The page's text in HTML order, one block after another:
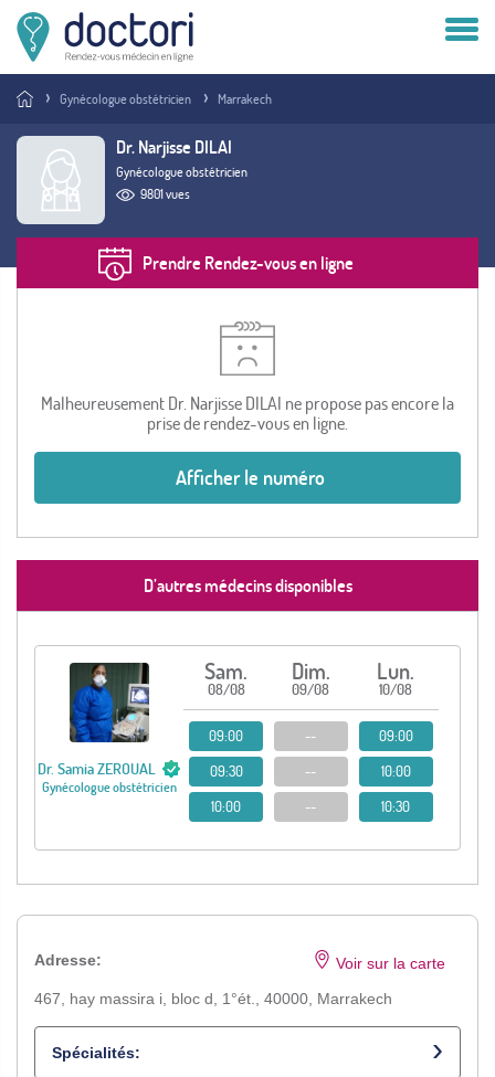
Compte médecin
Vous êtes médecin ?
Gynécologue obstétricien Marrakech
Dr. Narjisse DILAI
Gynécologue obstétricien
9801 vues
Prendre Rendez-vous en ligne
Malheureusement Dr. Narjisse DILAI ne propose pas encore la
prise de rendez-vous en ligne.
Afficher le numéro
D’autres médecins disponibles
Dr. Samia ZEROUAL
Gynécologue obstétricien
Sam.
08/08
Dim.
09/08
Lun.
10/08
09:00
09:30
10:00
--
--
--
09:00
10:00
10:30
Adresse:
467, hay massira i, bloc d, 1°ét., 40000, Marrakech
Voir sur la carte
Spécialités: